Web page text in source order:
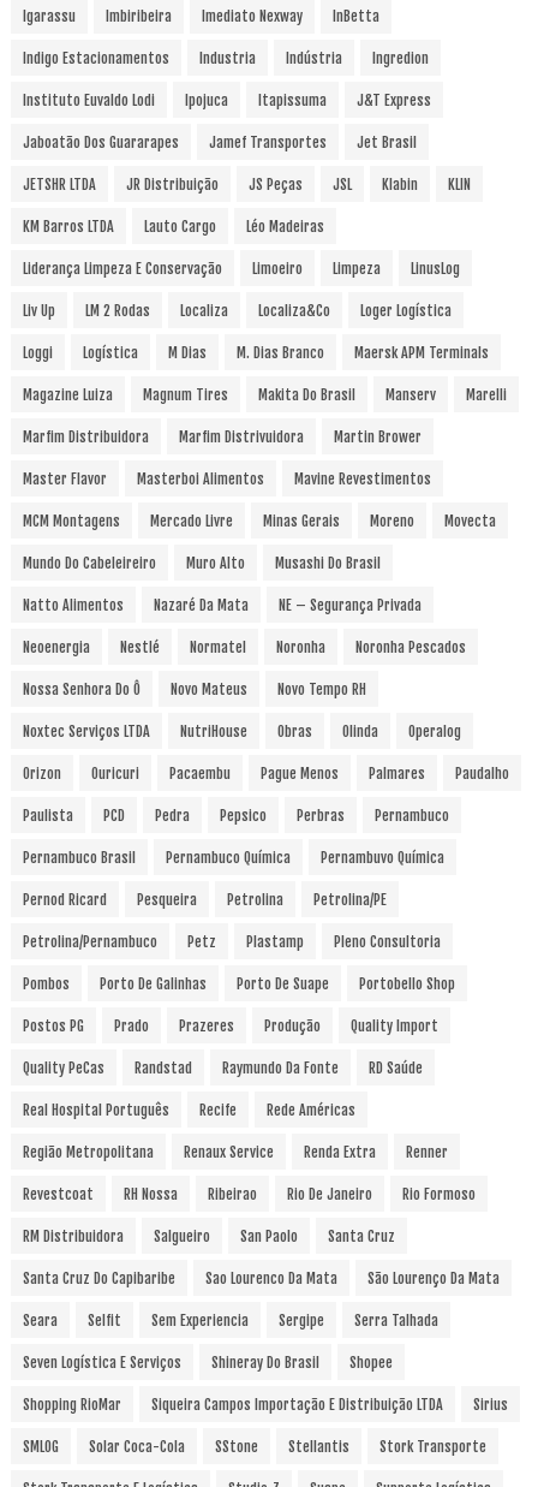
Igarassu Imbiribeira Imediato Nexway InBetta
Indigo Estacionamentos Industria Indústria Ingredion
Instituto Euvaldo Lodi Ipojuca Itapissuma J&T Express
Jaboatão Dos Guararapes Jamef Transportes Jet Brasil
JETSHR LTDA JR Distribuição JS Peças JSL Klabin KLIN
KM Barros LTDA Lauto Cargo Léo Madeiras
Liderança Limpeza E Conservação Limoeiro Limpeza LinusLog
Liv Up LM 2 Rodas Localiza Localiza&Co Loger Logística
Loggi Logística M Dias M. Dias Branco Maersk APM Terminals
Magazine Luiza Magnum Tires Makita Do Brasil Manserv Marelli
Marfim Distribuidora Marfim Distrivuidora Martin Brower
Master Flavor Masterboi Alimentos Mavine Revestimentos
MCM Montagens Mercado Livre Minas Gerais Moreno Movecta
Mundo Do Cabeleireiro Muro Alto Musashi Do Brasil
Natto Alimentos Nazaré Da Mata NE – Segurança Privada
Neoenergia Nestlé Normatel Noronha Noronha Pescados
Nossa Senhora Do Ô Novo Mateus Novo Tempo RH
Noxtec Serviços LTDA NutriHouse Obras Olinda Operalog
Orizon Ouricuri Pacaembu Pague Menos Palmares Paudalho
Paulista PCD Pedra Pepsico Perbras Pernambuco
Pernambuco Brasil Pernambuco Química Pernambuvo Química
Pernod Ricard Pesqueira Petrolina Petrolina/PE
Petrolina/Pernambuco Petz Plastamp Pleno Consultoria
Pombos Porto De Galinhas Porto De Suape Portobello Shop
Postos PG Prado Prazeres Produção Quality Import
Quality PeCas Randstad Raymundo Da Fonte RD Saúde
Real Hospital Português Recife Rede Américas
Região Metropolitana Renaux Service Renda Extra Renner
Revestcoat RH Nossa Ribeirao Rio De Janeiro Rio Formoso
RM Distribuidora Salgueiro San Paolo Santa Cruz
Santa Cruz Do Capibaribe Sao Lourenco Da Mata São Lourenço Da Mata
Seara Selfit Sem Experiencia Sergipe Serra Talhada
Seven Logística E Serviços Shineray Do Brasil Shopee
Shopping RioMar Siqueira Campos Importação E Distribuição LTDA Sirius
SMLOG Solar Coca-Cola SStone Stellantis Stork Transporte